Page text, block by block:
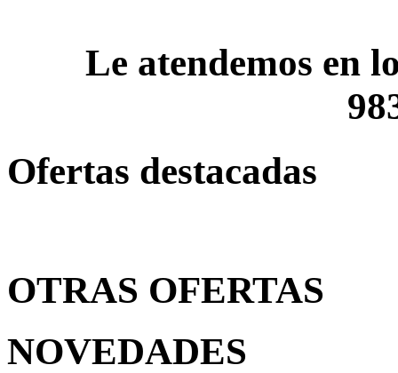
Le atendemos en
Ofertas destacadas
OTRAS OFERTAS
NOVEDADES